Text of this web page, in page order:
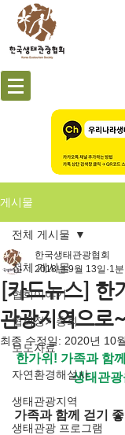
게시물
전체 게시물
협회이야기
협회정기총회
보도자료
자연환경해설사
생태관광지역
생태관광 프로그램
전체 게시물
[카드뉴스] 한
관광지역으로~
한국생태관광협회
2018년 9월 13일 1
최종 수정일: 2020년 10
한가위! 가족과 함
생태관
가족과 함께 걷기